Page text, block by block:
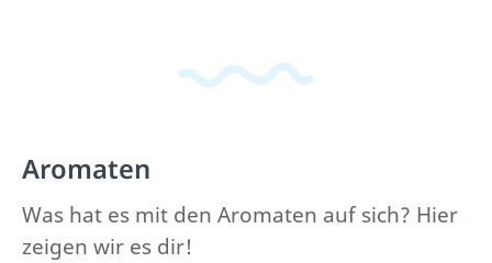
Aromaten
Was hat es mit den Aromaten auf sich? Hier
zeigen wir es dir!